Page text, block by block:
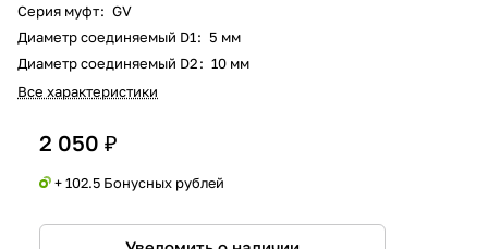
Серия муфт: GV
Диаметр соединяемый D1: 5 мм
Диаметр соединяемый D2: 10 мм
Все характеристики
2 050 ₽
+ 102.5 Бонусных рублей